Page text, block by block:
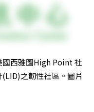
國西雅圖High Point 社
之韌性社區。圖片